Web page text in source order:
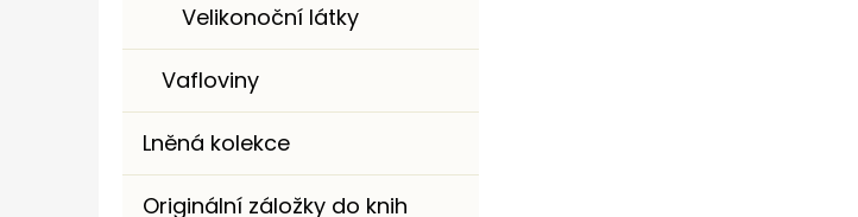
Velikonoční látky
Vafloviny
Lněná kolekce
Originální záložky do knih